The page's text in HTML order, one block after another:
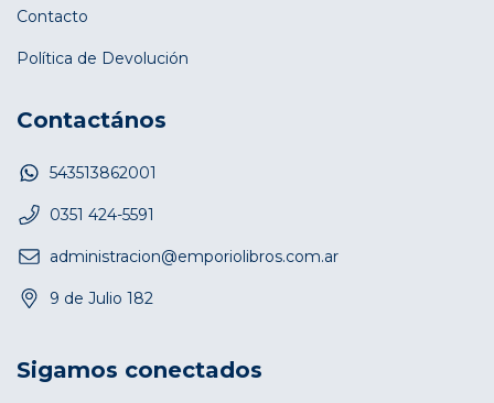
Contacto
Política de Devolución
Contactános
543513862001
0351 424-5591
administracion@emporiolibros.com.ar
9 de Julio 182
Sigamos conectados